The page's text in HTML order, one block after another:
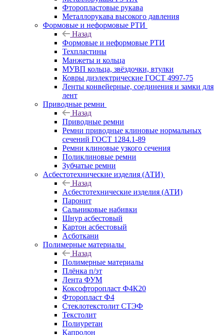
Фторопластовые рукава
Металлорукава высокого давления
Формовые и неформовые РТИ
Назад
Формовые и неформовые РТИ
Техпластины
Манжеты и кольца
МУВП кольца, звёздочки, втулки
Ковры диэлектрические ГОСТ 4997-75
Ленты конвейерные, соединения и замки для
лент
Приводные ремни
Назад
Приводные ремни
Ремни приводные клиновые нормальных
сечений ГОСТ 1284.1-89
Ремни клиновые узкого сечения
Поликлиновые ремни
Зубчатые ремни
Асбестотехнические изделия (АТИ)
Назад
Асбестотехнические изделия (АТИ)
Паронит
Сальниковые набивки
Шнур асбестовый
Картон асбестовый
Асботкани
Полимерные материалы
Назад
Полимерные материалы
Плёнка п/эт
Лента ФУМ
Коксофторопласт Ф4К20
Фторопласт Ф4
Стеклотекстолит СТЭФ
Текстолит
Полиуретан
Капролон